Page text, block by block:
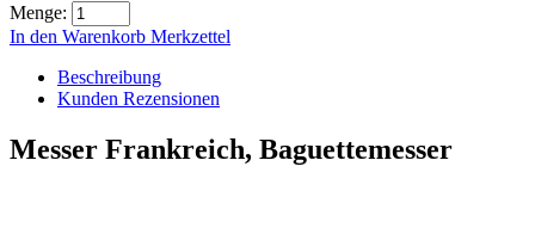
Menge:
In den Warenkorb Merkzettel
Beschreibung
Kunden Rezensionen
Messer Frankreich, Baguettemesser